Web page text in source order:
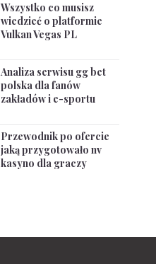
Wszystko co musisz
wiedzieć o platformie
Vulkan Vegas PL
Analiza serwisu gg bet
polska dla fanów
zakładów i e-sportu
Przewodnik po ofercie
jaką przygotowało nv
kasyno dla graczy